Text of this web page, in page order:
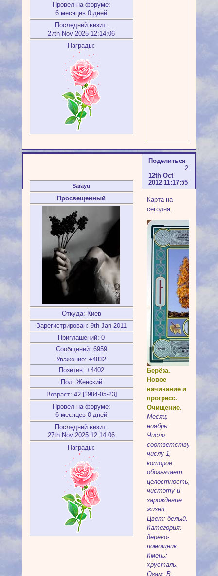
Провел на форуме:
6 месяцев 0 дней
Последний визит:
27th Nov 2025 12:14:06
Награды:
Поделиться
2
12th Oct
2012 11:17:55
Sarayu
Просвещенный
Откуда: Киев
Зарегистрирован: 9th Jan 2011
Приглашений: 0
Сообщений: 6959
Уважение: +4832
Позитив: +4402
Пол: Женский
Возраст: 42 [1984-05-23]
Провел на форуме:
6 месяцев 0 дней
Последний визит:
27th Nov 2025 12:14:06
Награды:
Карта на
сегодня.
Берёза.
Новое
начинание и
прогресс.
Очищение.
Месяц:
ноябрь.
Число:
соответствует
числу 1,
которое
обозначает
целостность,
чистоту и
зарождение
жизни.
Цвет: белый.
Категория:
дерево-
помощник.
Кмень:
хрусталь.
Огам: В,